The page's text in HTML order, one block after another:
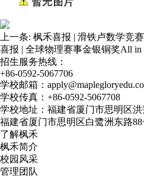
上一条: 枫禾喜报 | 滑铁卢数学竞
喜报 | 全球物理赛事金银铜奖All in
招生服务热线：
+86-0592-5067706
学校邮箱：
学校传真：+86-0592-5067708
学校地址：福建省厦门市思明区洪
福建省厦门市思明区白鹭洲东路88
了解枫禾
枫禾简介
校园风采
管理团队